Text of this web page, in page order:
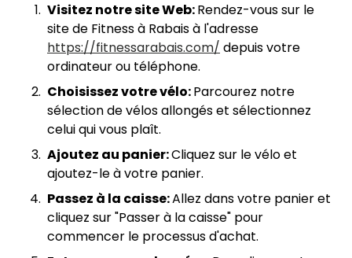
Visitez notre site Web:Rendez-vous sur le
site de Fitness à Rabais à l'adresse
https://fitnessarabais.com/ depuis votre
ordinateur ou téléphone.
Choisissez votre vélo:Parcourez notre
sélection de vélos allongés et sélectionnez
celui qui vous plaît.
Ajoutez au panier:Cliquez sur le vélo et
ajoutez-le à votre panier.
Passez à la caisse:Allez dans votre panier et
cliquez sur "Passer à la caisse" pour
commencer le processus d'achat.